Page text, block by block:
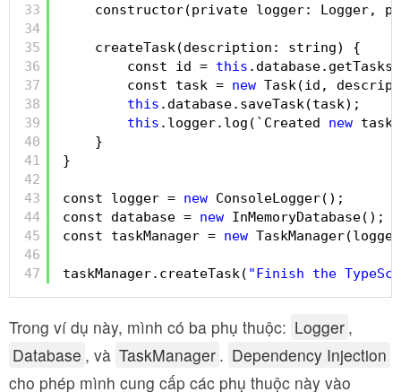
33
34
35
36
37
38
39
40
41
42
43
44
45
46
47
constructor(private logger: Logger,
createTask(description: string) {
const id = this
const task = new Task(id,
this .database.saveTask(task);
this .logger.log(`Created new task
}
}
const logger = new ConsoleLogger();
const database = new InMemoryDatabase();
const taskManager = new
taskManager.createTask( "Finish the
Trong ví dụ này, mình có ba phụ thuộc: Logger ,
Database , và TaskManager . Dependency Injection
cho phép mình cung cấp các phụ thuộc này vào